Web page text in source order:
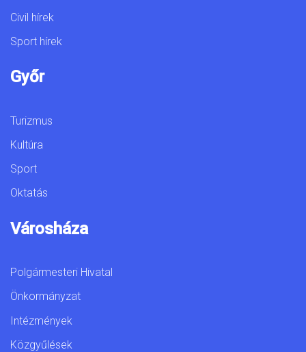
Civil hírek
Sport hírek
Győr
Turizmus
Kultúra
Sport
Oktatás
Városháza
Polgármesteri Hivatal
Önkormányzat
Intézmények
Közgyűlések